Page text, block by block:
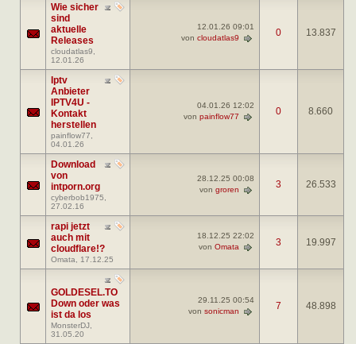
Wie sicher
sind
aktuelle
Releases
cloudatlas9
12.01.26
12.01.26 09:01
von cloudatlas9 0 13.837
Iptv
Anbieter
IPTV4U -
Kontakt
herstellen
painflow77
04.01.26
04.01.26 12:02
von painflow77 0 8.660
Download
von
intporn.org
cyberbob1975
27.02.16
28.12.25 00:08
von groren 3 26.533
rapi jetzt
auch mit
cloudflare!?
Omata , 17.12.25
18.12.25 22:02
von Omata 3 19.997
GOLDESEL.TO
Down oder was
ist da los
MonsterDJ
31.05.20
29.11.25 00:54
von sonicman 7 48.898